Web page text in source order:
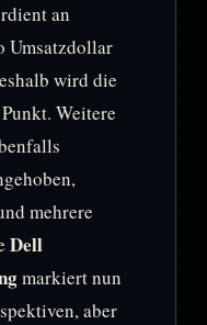
an
Umsatzdollar
wird die
Weitere
mehrere
Dell
markiert nun
aber